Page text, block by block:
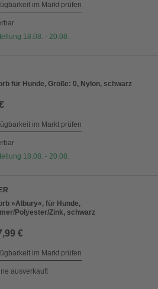
im Markt prüfen
18.08. - 20.08.
für Hunde, Größe: 0, Nylon, schwarz
im Markt prüfen
18.08. - 20.08.
»Albury«, für Hunde,
Polyester/Zink, schwarz
€
im Markt prüfen
ausverkauft